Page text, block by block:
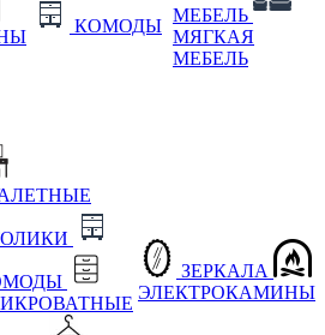
КОМОДЫ
МЕБЕЛЬ
МЯГКАЯ
МЕБЕЛЬ
ЗЕРКАЛА
ЭЛЕКТРОКАМИНЫ